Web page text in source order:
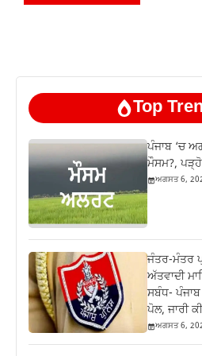
Top
ਪੰਜਾਬ ‘ਚ
ਮੌਸਮ?,
ਅਗਸਤ 6,
ਜੰਤਰ-ਮੰਤਰ
ਅੱਤਵਾਦੀ
ਸਬੰਧ- ਪੰਜਾਬ
ਪੋਲ, ਜਾਰੀ
ਅਗਸਤ 6,